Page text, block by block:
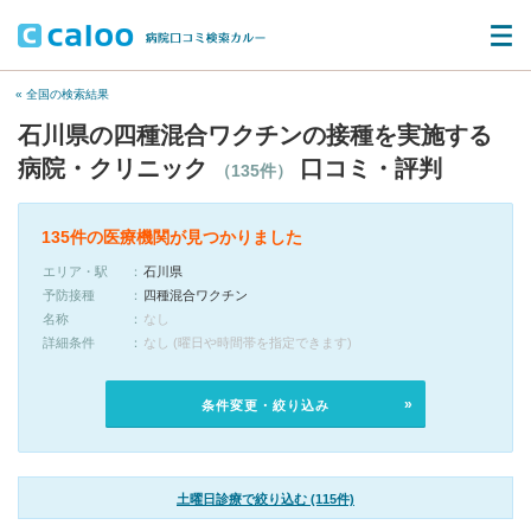
« 全国の検索結果
石川県の四種混合ワクチンの接種を実施する
病院・クリニック
（135件） 口コミ・評判
135件の医療機関が見つかりました
エリア・駅
石川県
予防接種
四種混合ワクチン
名称
なし
詳細条件
なし (曜日や時間帯を指定できます)
条件変更・絞り込み
土曜日診療で絞り込む (115件)